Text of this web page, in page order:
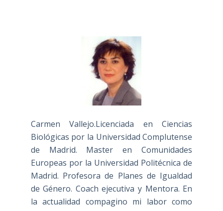
Carmen Vallejo.Licenciada en Ciencias
Biológicas por la Universidad Complutense
de Madrid. Master en Comunidades
Europeas por la Universidad Politécnica de
Madrid. Profesora de Planes de Igualdad
de Género. Coach ejecutiva y Mentora. En
la actualidad compagino mi labor como